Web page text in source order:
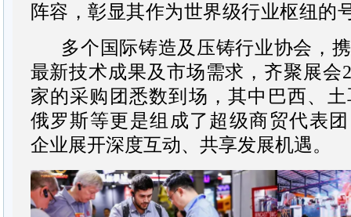
阵容，彰显其作为世界级行业枢纽的
多个国际铸造及压铸行业协会，
最新技术成果及市场需求， 齐聚展会
家的采购团悉数到场，其中巴西、
俄罗斯等更是组成了超级商贸代表
企业展开深度互动、共享发展机遇。